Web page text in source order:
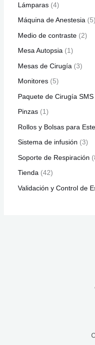
Lámparas 4
Máquina de Anestesia 5
Medio de contraste 2
Mesa Autopsia 1
Mesas de Cirugía 3
Monitores 5
Paquete de Cirugía SMS
Pinzas 1
Rollos y Bolsas para
Sistema de infusión 3
Soporte de Respiración
Tienda 42
Validación y Control de